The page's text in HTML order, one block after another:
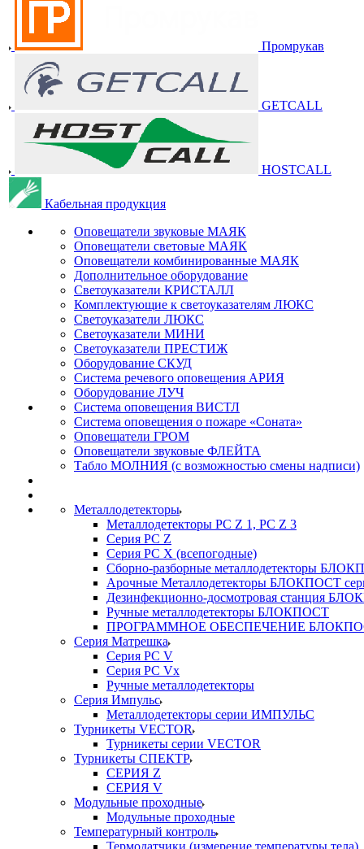
Промрукав
GETCALL
HOSTCALL
Кабельная продукция
Оповещатели звуковые МАЯК
Оповещатели световые МАЯК
Оповещатели комбинированные МАЯК
Дополнительное оборудование
Светоуказатели КРИСТАЛЛ
Комплектующие к светоуказателям ЛЮКС
Светоуказатели ЛЮКС
Светоуказатели МИНИ
Светоуказатели ПРЕСТИЖ
Оборудование СКУД
Система речевого оповещения АРИЯ
Оборудование ЛУЧ
Система оповещения ВИСТЛ
Система оповещения о пожаре «Соната»
Оповещатели ГРОМ
Оповещатели звуковые ФЛЕЙТА
Табло МОЛНИЯ (с возможностью смены надписи)
Металлодетекторы
Металлодетекторы РС Z 1, PC Z 3
Серия РС Z
Серия РС X (всепогодные)
Сборно-разборные металлодетекторы
Арочные Металлодетекторы БЛОКПОСТ
Дезинфекционно-досмотровая станция
Ручные металлодетекторы БЛОКПОСТ
ПРОГРАММНОЕ ОБЕСПЕЧЕНИЕ
Серия Матрешка
Серия PC V
Серия PC Vx
Ручные металлодетекторы
Серия Импульс
Металлодетекторы серии ИМПУЛЬС
Турникеты VECTOR
Турникеты серии VECTOR
Турникеты СПЕКТР
СЕРИЯ Z
СЕРИЯ V
Модульные проходные
Модульные проходные
Температурный контроль
Термодатчики (измерение температуры тела)